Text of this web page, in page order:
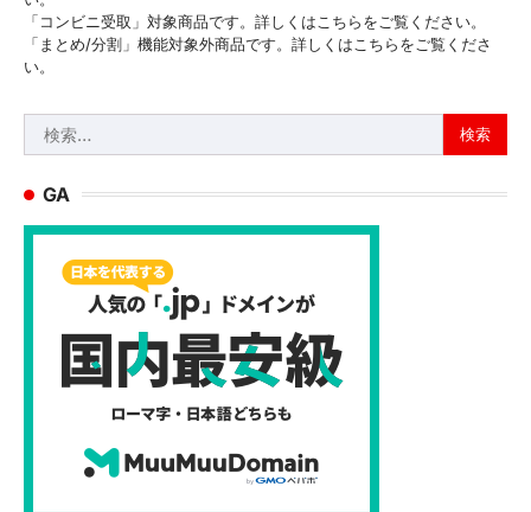
「コンビニ受取」対象商品です。詳しくはこちらをご覧ください。
「まとめ/分割」機能対象外商品です。詳しくはこちらをご覧くださ
い。
索:
GA